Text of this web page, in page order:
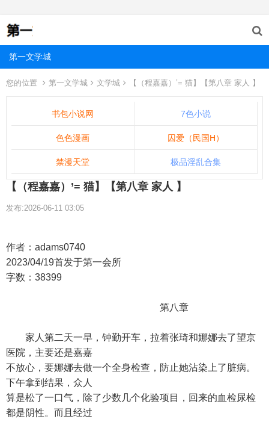
第一文学城
您的位置 第一文学城 文学城 【（程嘉嘉）’= 猫】【第八章 家人 】
书包小说网 7色小说
色色漫画 囚爱（民国H）
禁漫天堂 极品淫乱合集
【（程嘉嘉）’= 猫】【第八章 家人 】
发布:2026-06-11 03:05
作者：adams0740
2023/04/19首发于第一会所
字数：38399
第八章
家人第二天一早，钟勤开车，拉着张琦和娜娜去了望京
医院，主要还是嘉嘉
不放心，要娜娜去做一个全身检查，防止她沾染上了脏病。
下午拿到结果，众人
算是松了一口气，除了少数几个化验项目，回来的血检尿检
都是阴性。而且经过